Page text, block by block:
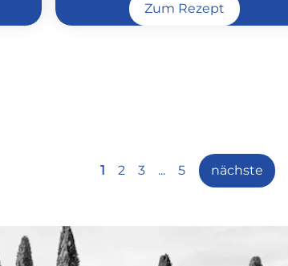
Zum Rezept
1 2 3 ... 5 nächste